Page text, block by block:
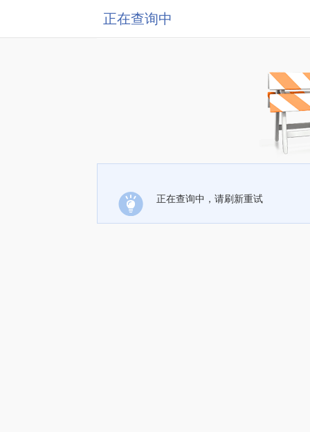
正在查询中
正在查询中，请刷新重试